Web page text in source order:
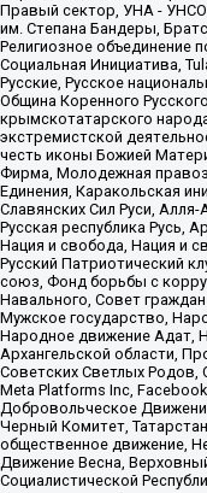
Правый сектор, УНА - УНСО,
им. Степана Бандеры,
Религиозное объединение
Социальная Инициатива,
Русские, Русское
Община Коренного
крымскотатарского
экстремистской
честь иконы Божией
Фирма, Молодежная
Единения, Каракольская
Славянских Сил Руси,
Русская республика Русь,
Нация и свобода, Нация и
Русский Патриотический
союз, Фонд борьбы с
Навального, Совет
Мужское государство,
Народное движение Адат,
Архангельской области,
Советских Светлых Родов,
Meta Platforms Inc,
Добровольческое
Черный Комитет,
общественное движение,
Движение Весна,
Социалистической